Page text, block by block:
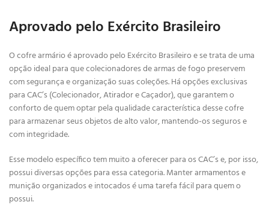
Aprovado pelo Exército Brasileiro
O cofre armário é aprovado pelo Exército Brasileiro e se trata de uma
opção ideal para que colecionadores de armas de fogo preservem
com segurança e organização suas coleções. Há opções exclusivas
para CAC’s (Colecionador, Atirador e Caçador), que garantem o
conforto de quem optar pela qualidade característica desse cofre
para armazenar seus objetos de alto valor, mantendo-os seguros e
com integridade.
Esse modelo específico tem muito a oferecer para os CAC’s e, por isso,
possui diversas opções para essa categoria. Manter armamentos e
munição organizados e intocados é uma tarefa fácil para quem o
possui.